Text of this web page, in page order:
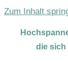
Zum Inhalt
die sich